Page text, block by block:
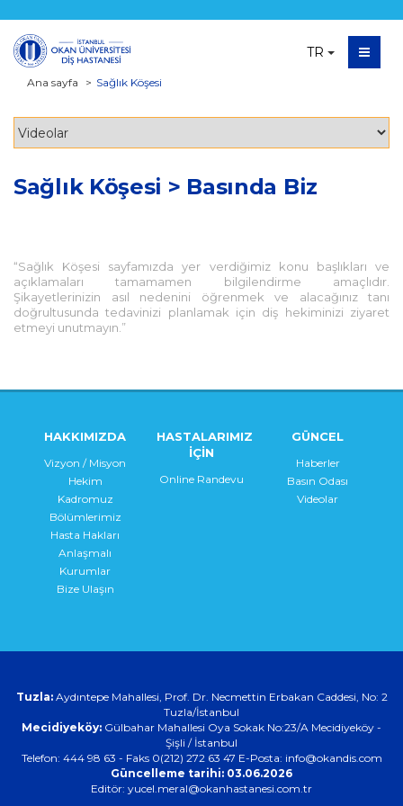
TR
Ana sayfa Sağlık Köşesi
Sağlık Köşesi > Basında Biz
“Sağlık Köşesi sayfamızda yer verdiğimiz konu başlıkları ve
açıklamaları tamamamen bilgilendirme amaçlıdır.
Şikayetlerinizin asıl nedenini öğrenmek ve alacağınız tanı
doğrultusunda tedavinizi planlamak için diş hekiminizi ziyaret
etmeyi unutmayın.”
HAKKIMIZDA
Vizyon / Misyon
Hekim
Kadromuz
Bölümlerimiz
Hasta Hakları
Anlaşmalı
Kurumlar
Bize Ulaşın
HASTALARIMIZ
İÇİN
Online Randevu
GÜNCEL
Haberler
Basın Odası
Videolar
Tuzla:Aydıntepe Mahallesi, Prof. Dr. Necmettin Erbakan Caddesi, No: 2
Tuzla/İstanbul
Mecidiyeköy: Gülbahar Mahallesi Oya Sokak No:23/A Mecidiyeköy -
Şişli / İstanbul
Telefon: 444 98 63 - Faks 0(212) 272 63 47 E-Posta: info@okandis.com
Güncelleme tarihi: 03.06.2026
Editör: yucel.meral@okanhastanesi.com.tr